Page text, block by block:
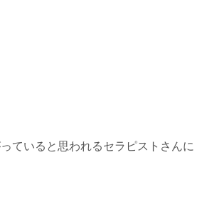
ていると思われるセラピストさんに